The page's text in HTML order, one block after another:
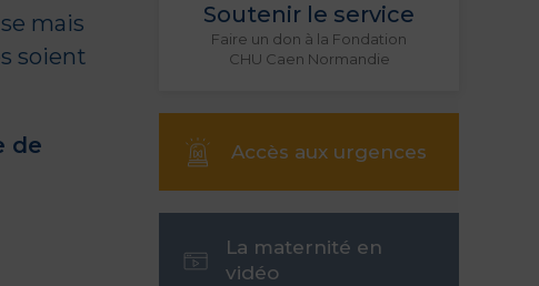
mais
soient
de
Soutenir le service
Faire un don à la Fondation
CHU Caen Normandie
Accès aux urgences
La maternité en
vidéo